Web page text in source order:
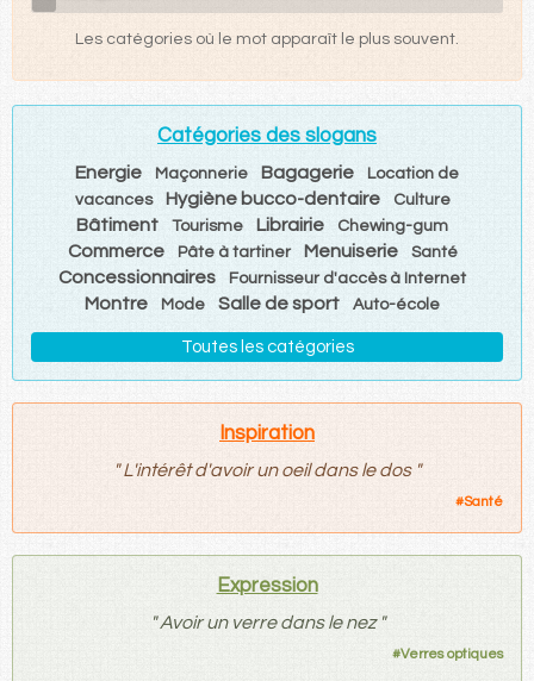
Les catégories où le mot apparaît le plus souvent.
Catégories des slogans
Energie Maçonnerie Bagagerie
Location de
vacances
Hygiène bucco-dentaire Culture
Bâtiment Tourisme Librairie Chewing-gum
Commerce Pâte à tartiner Menuiserie Santé
Concessionnaires Fournisseur d'accès à Internet
Montre Mode Salle de sport Auto-école
Toutes les catégories
Inspiration
" L'intérêt d'avoir un oeil dans le dos "
#Santé
Expression
" Avoir un verre dans le nez "
#Verres optiques